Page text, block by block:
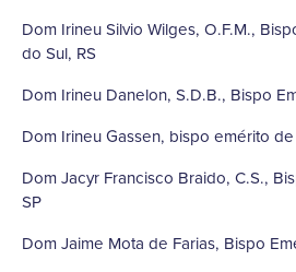
Dom Irineu Silvio Wilges, O.F.M.,
do Sul, RS
Dom Irineu Danelon, S.D.B., Bispo
Dom Irineu Gassen, bispo emérito de
Dom Jacyr Francisco Braido, C.S.,
SP
Dom Jaime Mota de Farias, Bispo